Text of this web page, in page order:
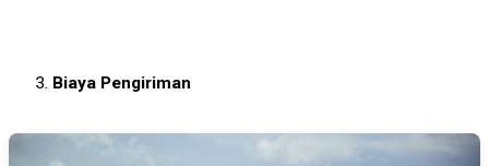
Biaya Pengiriman